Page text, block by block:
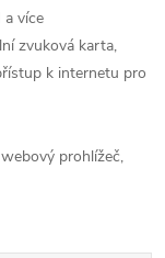
více
zvuková karta,
k internetu pro
prohlížeč,